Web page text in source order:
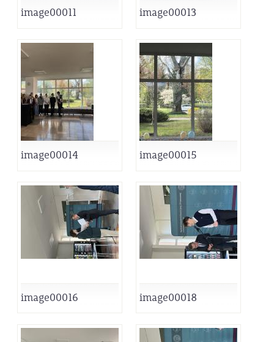
image00011 image00013
image00014 image00015
image00016 image00018